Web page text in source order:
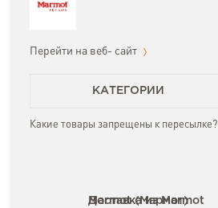
Перейти на веб- сайт
КАТЕГОРИИ
Какие товары запрещены к пересылке?
Доставка из Marmot
Marmot (Мармот)